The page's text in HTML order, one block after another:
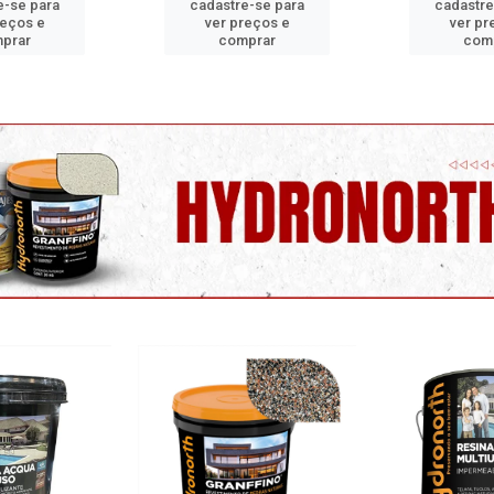
se para
e
cadastre-se para
ver preços e
comprar
ver